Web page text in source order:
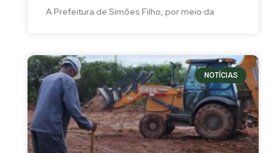
A Prefeitura de Simões Filho, por meio da
NOTÍCIAS